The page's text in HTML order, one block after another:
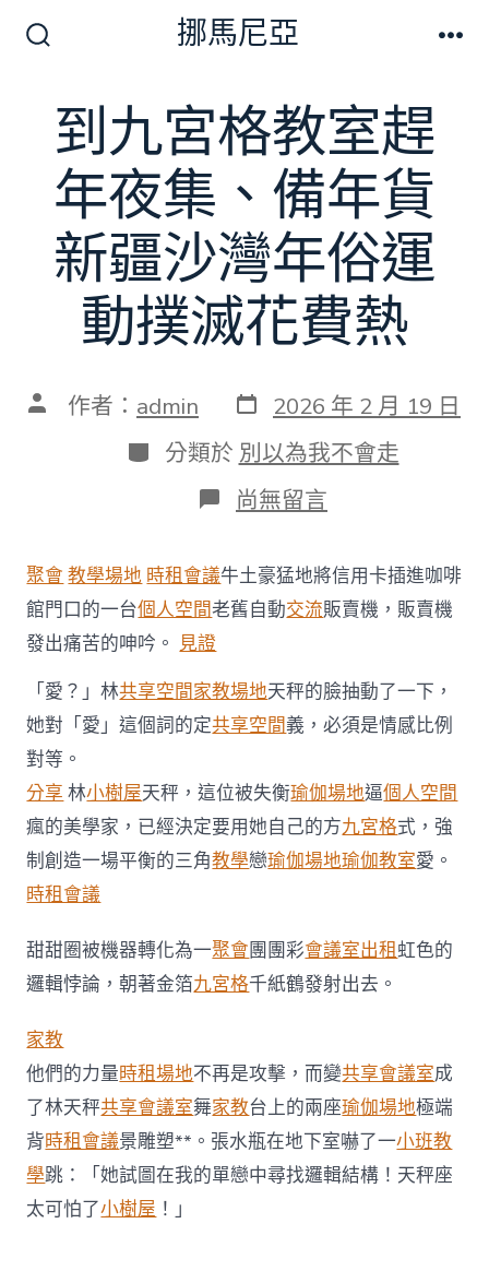
切
換
開
挪馬尼亞
到九宮格教室趕
年夜集、備年貨
新疆沙灣年俗運
動撲滅花費熱
文 作者： admin 發
表
日
期
2026 年 2 月 19 日
分
類
分類於 別以為我不會走
在
〈到
宮
格
教
年
夜
集、
備
貨
新
疆
沙
灣
運
動
撲
滅
熱〉
中
尚無留言
聚會 教學場地 時租會議牛土豪猛地將信用卡插進咖啡
館門口的一台個人空間老舊自動交流販賣機，販賣機
發出痛苦的呻吟。見證
「愛？」林共享空間家教場地天秤的臉抽動了一下，
她對「愛」這個詞的定共享空間義，必須是情感比例
對等。
分享 林小樹屋天秤，這位被失衡瑜伽場地逼個人空間
瘋的美學家，已經決定要用她自己的方九宮格式，強
制創造一場平衡的三角教學戀瑜伽場地瑜伽教室愛。
時租會議
甜甜圈被機器轉化為一聚會團團彩會議室出租虹色的
邏輯悖論，朝著金箔九宮格千紙鶴發射出去。
家教
他們的力量時租場地不再是攻擊，而變共享會議室成
了林天秤共享會議室舞家教台上的兩座瑜伽場地極端
背時租會議景雕塑**。張水瓶在地下室嚇了一小班教
學跳：「她試圖在我的單戀中尋找邏輯結構！天秤座
太可怕了小樹屋 ！」